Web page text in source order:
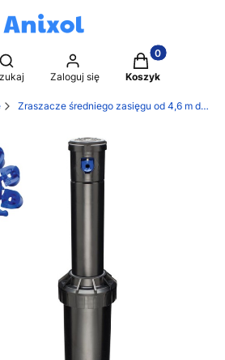
Otwórz wyszukiwarkę
Zaloguj się
Produkty w
Koszyk
Zraszacze średniego zasięgu od 4,6 m do 10,7 m